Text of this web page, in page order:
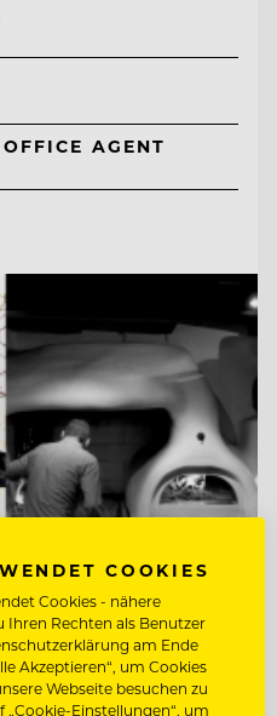
AGENT
COOKIES
Cookies - nähere
Rechten als Benutzer
am Ende
Akzeptieren“, um Cookies
Webseite besuchen zu
„Cookie-Einstellungen“, um